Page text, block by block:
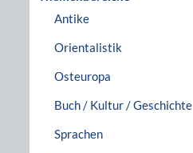
Antike
Orientalistik
Osteuropa
Buch / Kultur / Geschichte
Sprachen